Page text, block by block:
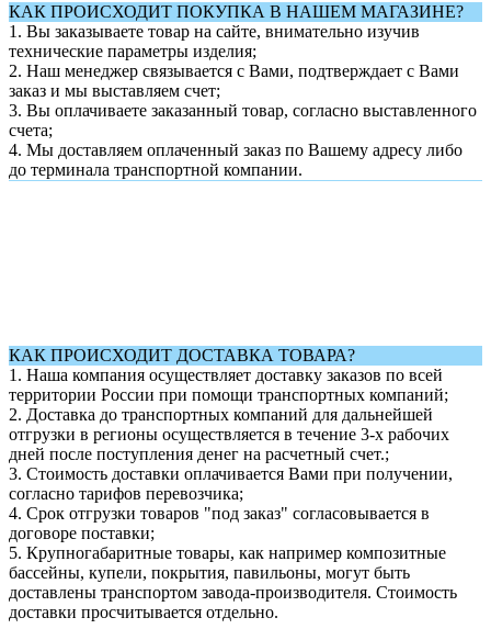
КАК ПРОИСХОДИТ ПОКУПКА В НАШЕМ МАГАЗИНЕ?
1. Вы заказываете товар на сайте, внимательно изучив
технические параметры изделия;
2. Наш менеджер связывается с Вами, подтверждает с Вами
заказ и мы выставляем счет;
3. Вы оплачиваете заказанный товар, согласно выставленного
счета;
4. Мы доставляем оплаченный заказ по Вашему адресу либо
до терминала транспортной компании.
КАК ПРОИСХОДИТ ДОСТАВКА ТОВАРА?
1. Наша компания осуществляет доставку заказов по всей
территории России при помощи транспортных компаний;
2. Доставка до транспортных компаний для дальнейшей
отгрузки в регионы осуществляется в течение 3-х рабочих
дней после поступления денег на расчетный счет.;
3. Стоимость доставки оплачивается Вами при получении,
согласно тарифов перевозчика;
4. Срок отгрузки товаров "под заказ" согласовывается в
договоре поставки;
5. Крупногабаритные товары, как например композитные
бассейны, купели, покрытия, павильоны, могут быть
доставлены транспортом завода-производителя. Стоимость
доставки просчитывается отдельно.